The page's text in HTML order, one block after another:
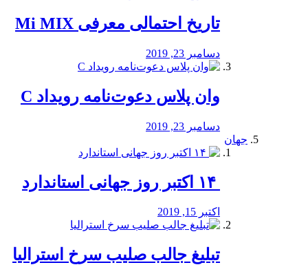
تاریخ احتمالی معرفی Mi MIX
دسامبر 23, 2019
وان پلاس دعوت‌نامه رویداد C
دسامبر 23, 2019
جهان
اکتبر 15, 2019
تبلیغ جالب صلیب سرخ استرالیا